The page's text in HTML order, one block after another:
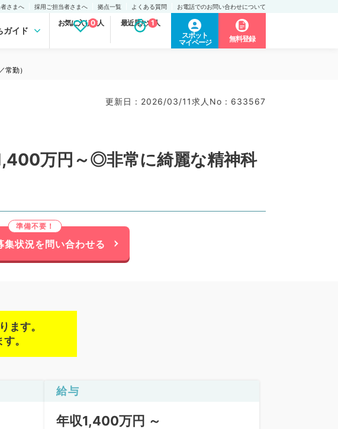
さまへ 採用ご担当者さまへ 拠点一覧 よくある質問 お電話でのお問い合わせについて
ガイド
お気に入り求人
0 最近見た求人
1
スポット
マイページ
無料登録
勤）
更新日 : 2026/03/11求人No : 633567
万円～◎非常に綺麗な精神科
集状況を問い合わせる
ます。
。
給与
年収1,400万円 ～